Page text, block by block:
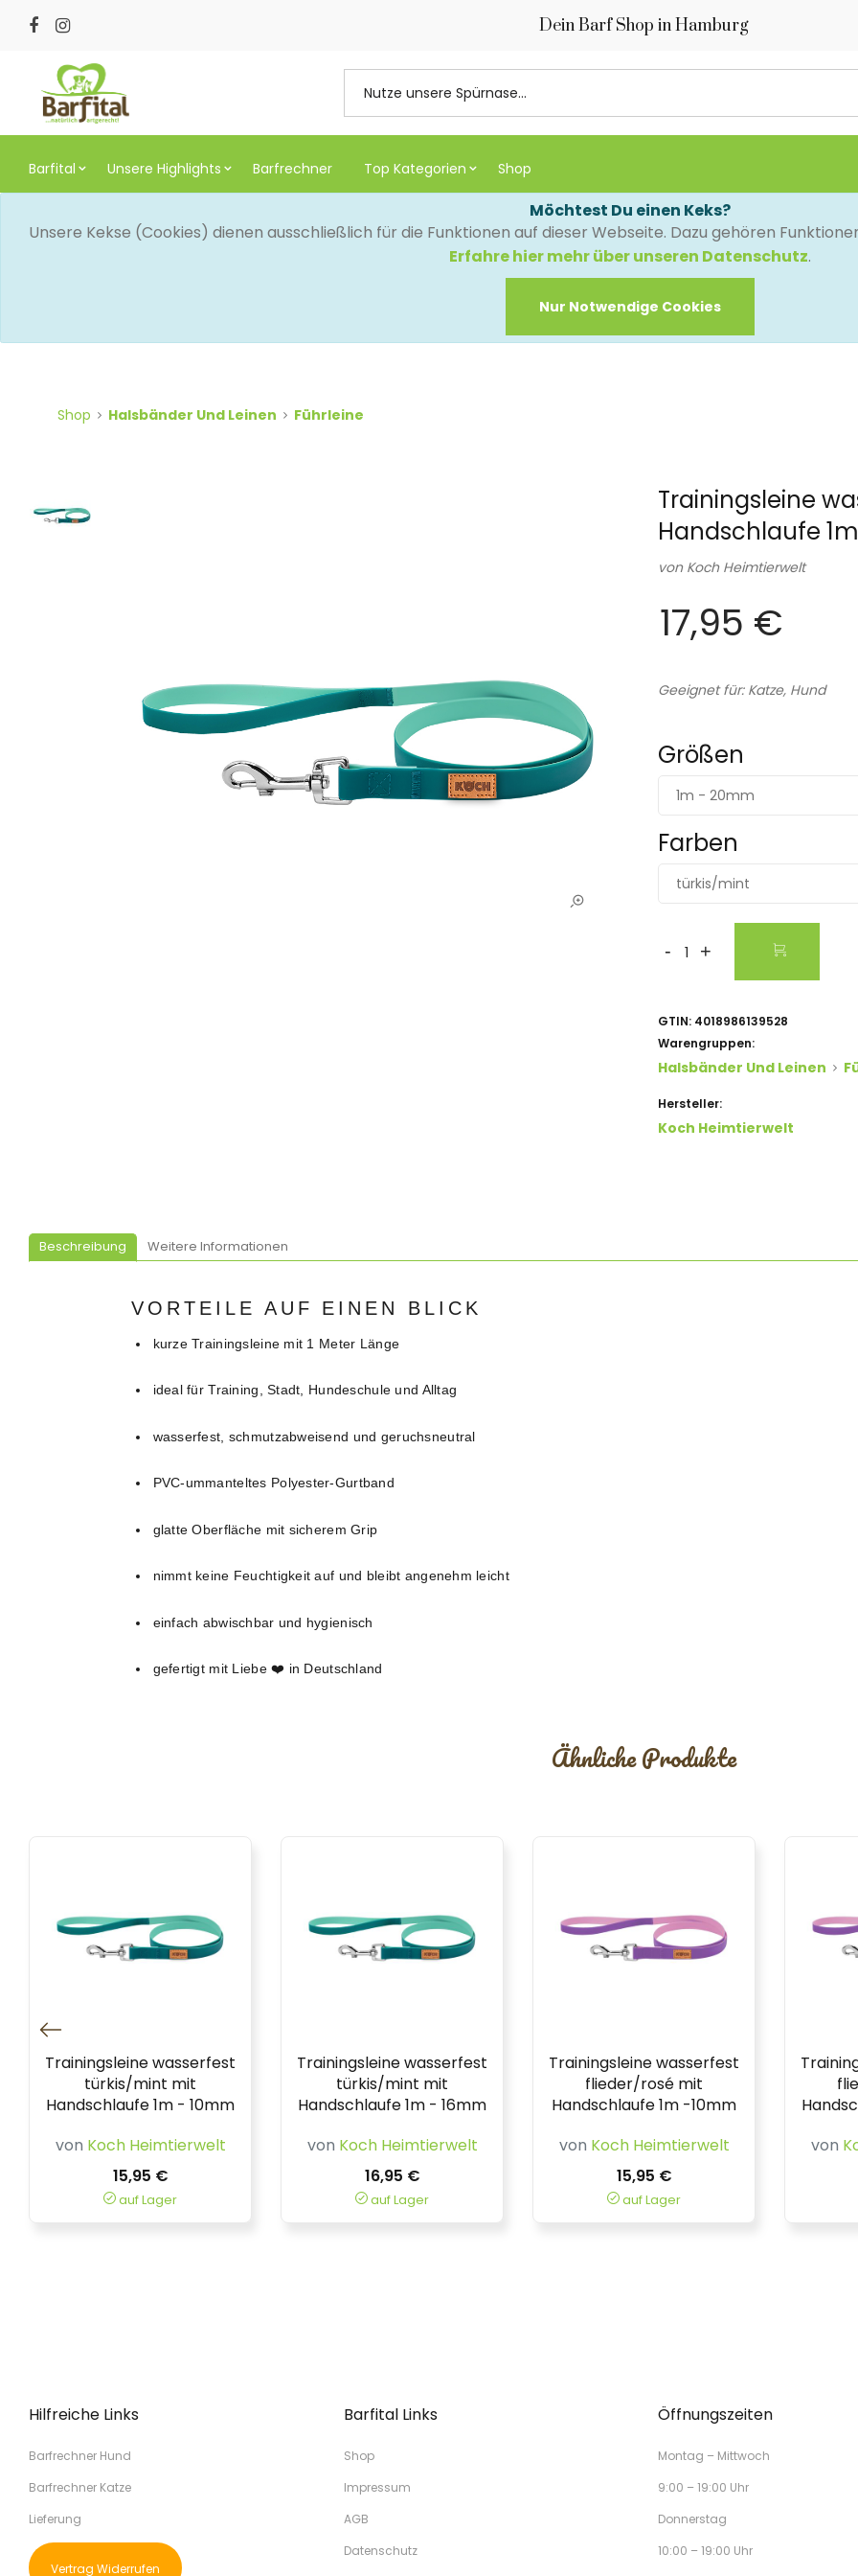
Dein Barf Shop in Hamburg
Barfital Unsere Highlights Barfrechner Top Kategorien Shop
Möchtest Du einen Keks?
Unsere Kekse (Cookies) dienen ausschließlich für die Funktionen auf dieser Webseite. Dazu gehören
Erfahre hier mehr über unseren Datenschutz.
Nur Notwendige Cookies
Shop Halsbänder Und Leinen Führleine
Trainingsleine
Handschlaufe
von Koch Heimtierwelt
17,95 €
Geeignet für: Katze, Hund
Größen
1m - 20mm
Farben
türkis/mint
- +
GTIN: 4018986139528
Warengruppen:
Halsbänder Und Leinen
Hersteller:
Koch Heimtierwelt
Beschreibung Weitere Informationen
VORTEILE AUF EINEN BLICK
kurze Trainingsleine mit 1 Meter Länge
ideal für Training, Stadt, Hundeschule und Alltag
wasserfest, schmutzabweisend und geruchsneutral
PVC-ummanteltes Polyester-Gurtband
glatte Oberfläche mit sicherem Grip
nimmt keine Feuchtigkeit auf und bleibt angenehm leicht
einfach abwischbar und hygienisch
gefertigt mit Liebe ❤️ in Deutschland
Ähnliche Produkte
Trainingsleine wasserfest
türkis/mint mit
Handschlaufe 1m - 10mm
von Koch Heimtierwelt
15,95 €
auf Lager
Trainingsleine wasserfest
türkis/mint mit
Handschlaufe 1m - 16mm
von Koch Heimtierwelt
16,95 €
auf Lager
Trainingsleine wasserfest
flieder/rosé mit
Handschlaufe 1m -10mm
von Koch Heimtierwelt
15,95 €
auf Lager
von
Hilfreiche Links
Barfrechner Hund
Barfrechner Katze
Lieferung
Vertrag Widerrufen
Barfital Links
Shop
Impressum
AGB
Datenschutz
Öffnungszeiten
Montag – Mittwoch
9:00 – 19:00 Uhr
Donnerstag
10:00 – 19:00 Uhr